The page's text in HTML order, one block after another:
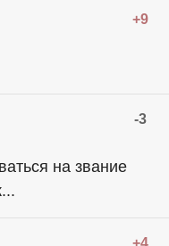
+9
-3
на звание
+4